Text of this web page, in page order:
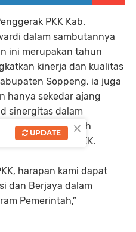
PKK Kab.
dalam sambutannya
ini merupakan tahun
kinerja dan kualitas
Soppeng, ia juga
hanya sekedar ajang
sinergitas dalam
yang lebih
Visi dan Misi PKK.
harapan kami dapat
dan Berjaya dalam
Pemerintah,”
×
UPDATE